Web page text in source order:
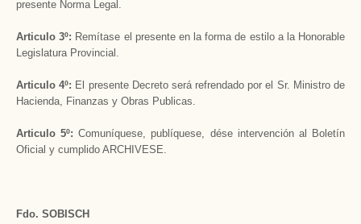
presente Norma Legal.
Articulo 3º: Remítase el presente en la forma de estilo a la Honorable
Legislatura Provincial.
Articulo 4º: El presente Decreto será refrendado por el Sr. Ministro de
Hacienda, Finanzas y Obras Publicas.
Articulo 5º: Comuníquese, publíquese, dése intervención al Boletín
Oficial y cumplido ARCHIVESE.
Fdo. SOBISCH